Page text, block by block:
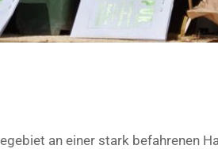
an einer stark befahrenen